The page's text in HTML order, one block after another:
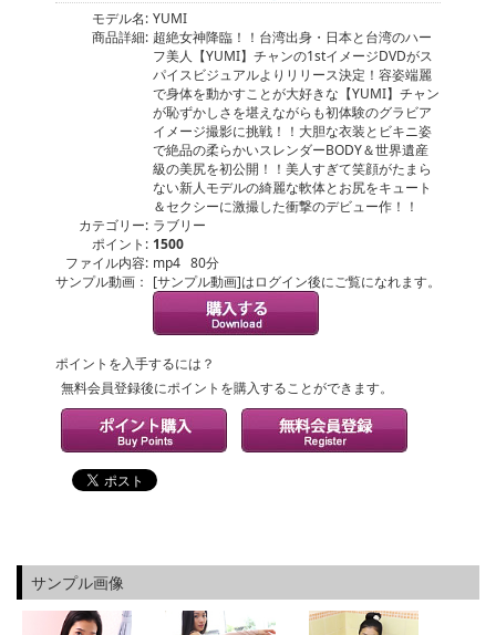
モデル名: YUMI
商品詳細: 超絶女神降臨！！台湾出身・日本と台湾のハー
フ美人【YUMI】チャンの1stイメージDVDがス
パイスビジュアルよりリリース決定！容姿端麗
で身体を動かすことが大好きな【YUMI】チャン
が恥ずかしさを堪えながらも初体験のグラビア
イメージ撮影に挑戦！！大胆な衣装とビキニ姿
で絶品の柔らかいスレンダーBODY＆世界遺産
級の美尻を初公開！！美人すぎて笑顔がたまら
ない新人モデルの綺麗な軟体とお尻をキュート
＆セクシーに激撮した衝撃のデビュー作！！
カテゴリー: ラブリー
ポイント: 1500
ファイル内容: mp4 80分
サンプル動画： [サンプル動画]はログイン後にご覧になれます。
ポイントを入手するには？
無料会員登録後にポイントを購入することができます。
サンプル画像